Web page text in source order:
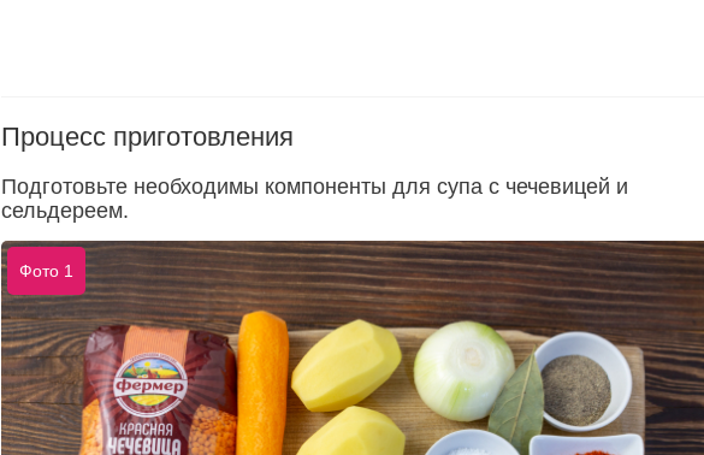
Процесс приготовления
Подготовьте необходимы компоненты для супа с чечевицей и
сельдереем.
Фото 1